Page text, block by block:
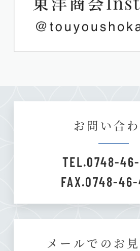
お問い合
TEL.0748-
FAX.0748-
メールでのお